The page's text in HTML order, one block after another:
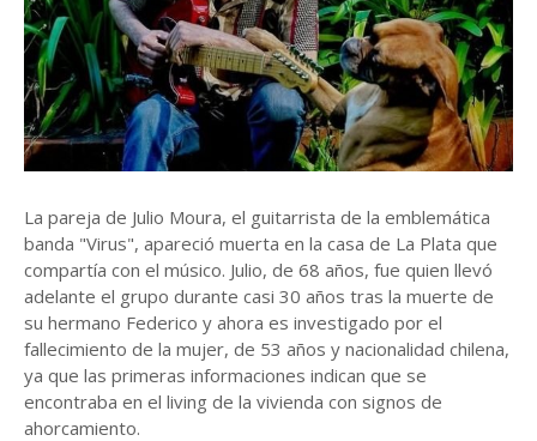
La pareja de Julio Moura, el guitarrista de la emblemática
banda "Virus", apareció muerta en la casa de La Plata que
compartía con el músico. Julio, de 68 años, fue quien llevó
adelante el grupo durante casi 30 años tras la muerte de
su hermano Federico y ahora es investigado por el
fallecimiento de la mujer, de 53 años y nacionalidad chilena,
ya que las primeras informaciones indican que se
encontraba en el living de la vivienda con signos de
ahorcamiento.